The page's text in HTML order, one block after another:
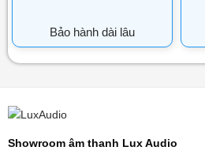
Bảo hành dài lâu
Showroom âm thanh Lux Audio